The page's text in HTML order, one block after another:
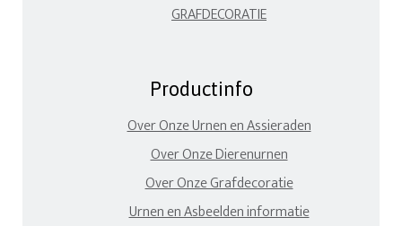
GRAFDECORATIE
Productinfo
Over Onze Urnen en Assieraden
Over Onze Dierenurnen
Over Onze Grafdecoratie
Urnen en Asbeelden informatie